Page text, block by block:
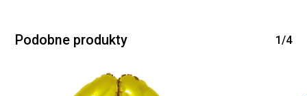
Podobne produkty 1/4